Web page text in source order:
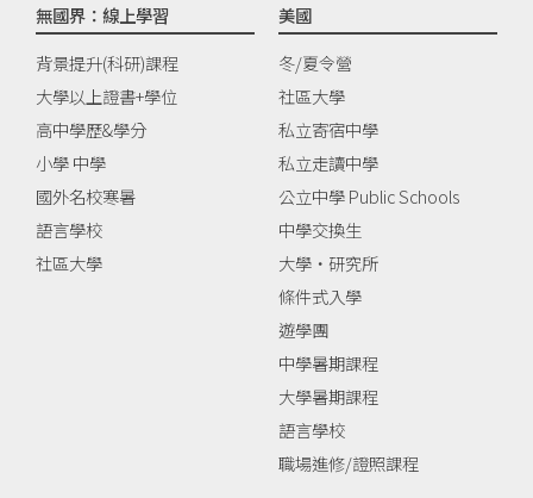
無國界：線上學習
背景提升(科研)課程
大學以上證書+學位
高中學歷&學分
小學 中學
國外名校寒暑
語言學校
社區大學
美國
冬/夏令營
社區大學
私立寄宿中學
私立走讀中學
公立中學 Public Schools
中學交換生
大學‧研究所
條件式入學
遊學團
中學暑期課程
大學暑期課程
語言學校
職場進修/證照課程